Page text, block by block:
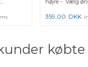
359,00 DKK
købte